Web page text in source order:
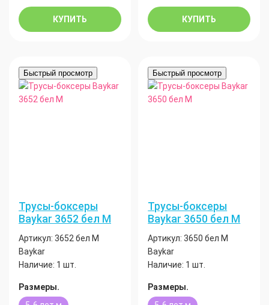
КУПИТЬ КУПИТЬ
Быстрый просмотр
Трусы-боксеры
Baykar 3652 бел М
Артикул: 3652 бел М
Baykar
Наличие: 1 шт.
Размеры.
Быстрый просмотр
Трусы-боксеры
Baykar 3650 бел М
Артикул: 3650 бел М
Baykar
Наличие: 1 шт.
Размеры.